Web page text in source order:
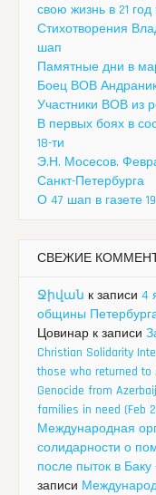
свою жизнь в 21
Стихотворения
шап
Памятные дни в
Боец ВОВ Андраник
Участники ВОВ из
В первых боях в
18-ти
Э.Н. Мосесов.
Санкт-Петербурга
О 47 шап в газете
СВЕЖИЕ
Ջիվան к записи 4
общины
Цовинар к записи
Christian Solidarity
those who returned to
Genocide from
families in need (Feb
Международная
солидарности о
после пыток в Баку
записи